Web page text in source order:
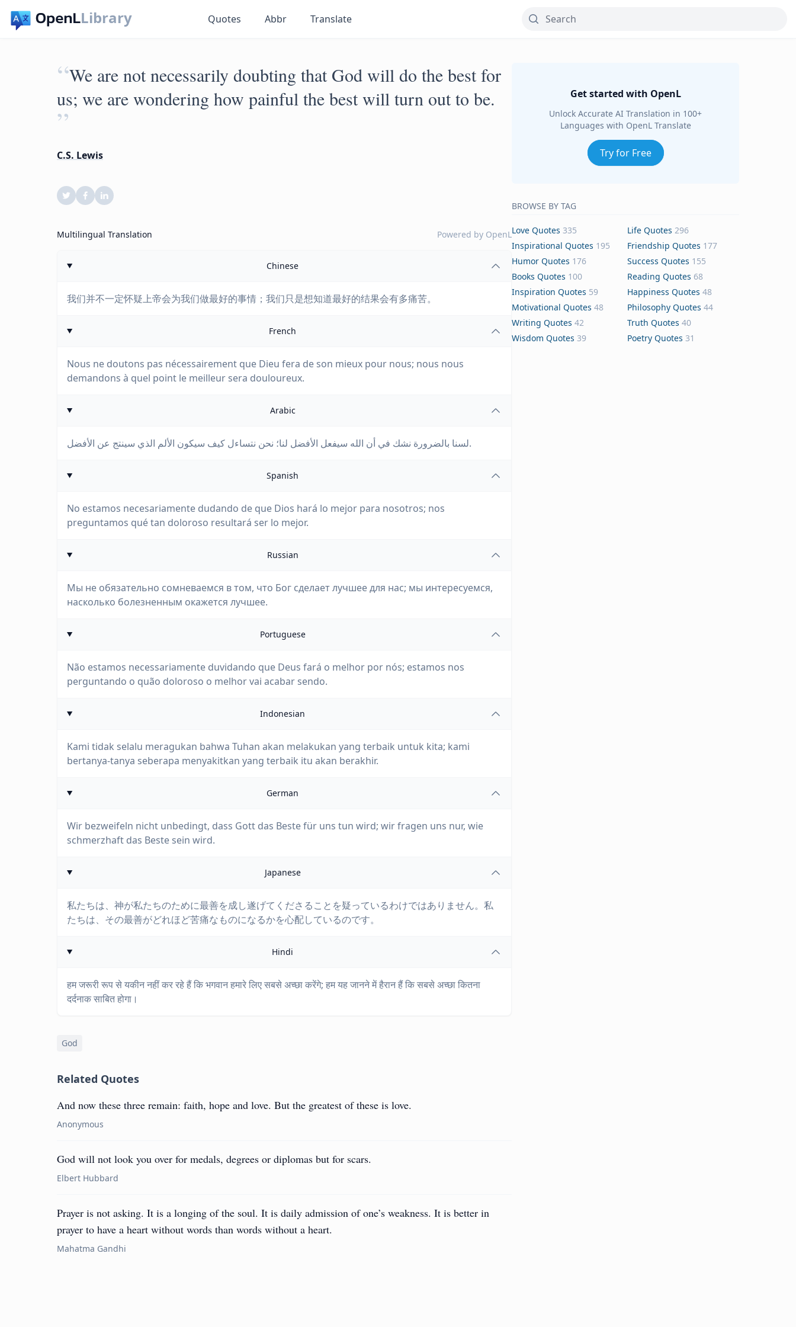
Library Quotes Abbr Translate
“We are not necessarily doubting that God will do the best for
us; we are wondering how painful the best will turn out to be.
”
C.S. Lewis
Multilingual Translation Powered by OpenL
Chinese
我们并不一定怀疑上帝会为我们做最好的事情；我们只是想知道最好的结果会有多痛苦。
French
Nous ne doutons pas nécessairement que Dieu fera de son mieux pour nous; nous nous
demandons à quel point le meilleur sera douloureux.
Arabic
لسنا بالضرورة نشك في أن الله سيفعل الأفضل لنا؛ نحن نتساءل كيف سيكون الألم الذي سينتج عن الأفضل.
Spanish
No estamos necesariamente dudando de que Dios hará lo mejor para nosotros; nos
preguntamos qué tan doloroso resultará ser lo mejor.
Russian
Мы не обязательно сомневаемся в том, что Бог сделает лучшее для нас; мы интересуемся,
насколько болезненным окажется лучшее.
Portuguese
Não estamos necessariamente duvidando que Deus fará o melhor por nós; estamos nos
perguntando o quão doloroso o melhor vai acabar sendo.
Indonesian
Kami tidak selalu meragukan bahwa Tuhan akan melakukan yang terbaik untuk kita; kami
bertanya-tanya seberapa menyakitkan yang terbaik itu akan berakhir.
German
Wir bezweifeln nicht unbedingt, dass Gott das Beste für uns tun wird; wir fragen uns nur, wie
schmerzhaft das Beste sein wird.
Japanese
私たちは、神が私たちのために最善を成し遂げてくださることを疑っているわけではありません。私
たちは、その最善がどれほど苦痛なものになるかを心配しているのです。
Hindi
हम जरूरी रूप से यकीन नहीं कर रहे हैं कि भगवान हमारे लिए सबसे अच्छा करेंगे; हम यह जानने में हैरान हैं कि सबसे अच्छा कितना
दर्दनाक साबित होगा।
God
Related Quotes
And now these three remain: faith, hope and love. But the greatest of these is love.
Anonymous
God will not look you over for medals, degrees or diplomas but for scars.
Elbert Hubbard
Prayer is not asking. It is a longing of the soul. It is daily admission of one’s weakness. It is better in
prayer to have a heart without words than words without a heart.
Mahatma Gandhi
Get started with OpenL
Unlock Accurate AI Translation in 100+
Languages with OpenL Translate
Try for Free
BROWSE BY TAG
Love Quotes 335 Life Quotes 296
Inspirational Quotes 195 Friendship Quotes 177
Humor Quotes 176 Success Quotes 155
Books Quotes 100 Reading Quotes 68
Inspiration Quotes 59 Happiness Quotes 48
Motivational Quotes 48 Philosophy Quotes 44
Writing Quotes 42 Truth Quotes 40
Wisdom Quotes 39 Poetry Quotes 31